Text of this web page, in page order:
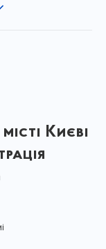
Києві